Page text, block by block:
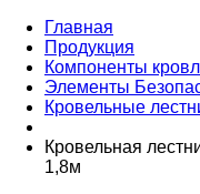
Главная
Продукция
Компоненты
Элементы
Кровельные
Кровельная
1,8м